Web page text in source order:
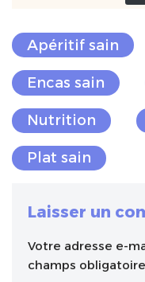
Apéritif sain
Encas sain
Nutrition
Plat sain
Laisser un
Votre adresse e-
champs
A
l